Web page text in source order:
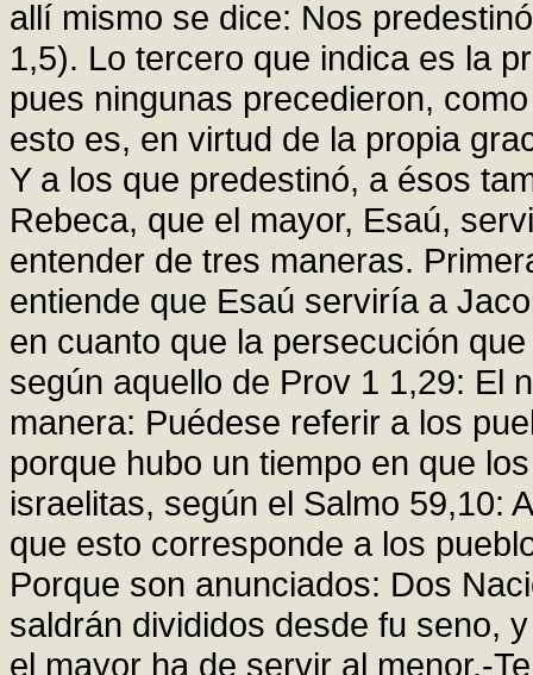
allí mismo se dice: Nos
1,5). Lo tercero que indica es la
pues ningunas precedieron,
esto es, en virtud de la propia
Y a los que predestinó, a ésos
Rebeca, que el mayor, Esaú,
entender de tres maneras.
entiende que Esaú serviría a
en cuanto que la persecución
según aquello de Prov 1 1,29: El
manera: Puédese referir a los
porque hubo un tiempo en que
israelitas, según el Salmo 59,10:
que esto corresponde a los
Porque son anunciados: Dos
saldrán divididos desde fu seno,
el mayor ha de servir al menor.-